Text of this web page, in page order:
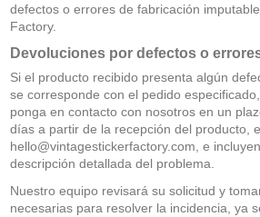
defectos o errores de fabricación
Factory.
Devoluciones por defectos o
Si el producto recibido presenta algún
se corresponde con el pedido
ponga en contacto con nosotros en un
días a partir de la recepción del producto,
hello@vintagestickerfactory.com , e
descripción detallada del problema.
Nuestro equipo revisará su solicitud y
necesarias para resolver la incidencia, ya